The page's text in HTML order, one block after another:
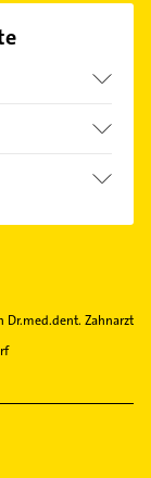
Dr.med.dent. Zahnarzt